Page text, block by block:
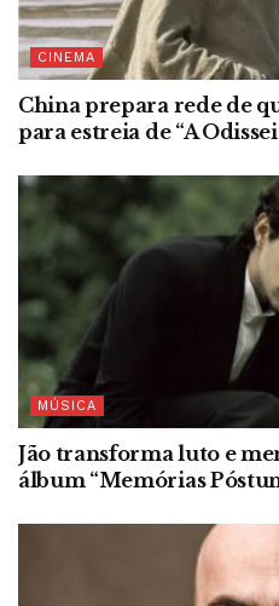
CINEMA
China prepara rede de
para estreia de “A
MÚSICA
Jão transforma luto e
álbum “Memórias